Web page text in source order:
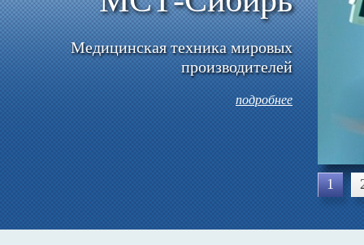
Медицинская техника мировых
производителей
подробнее
1